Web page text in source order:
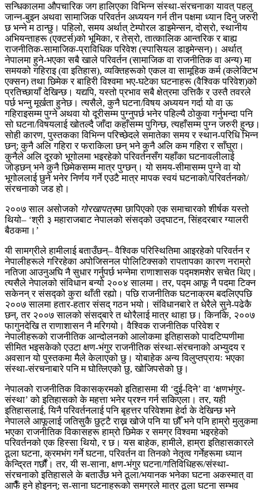
सन्धिकालमा औपचारिक जग हालिएका विभिन्न संस्था-संरचनाका यावत् पहलु
जान्न-बुझ्न अथवा सामाजिक परिवर्तन अध्ययन गर्न तीन पक्षमा ध्यान दिनु जरुरी
छ भन्ने म ठान्छु। पहिलो, समय अर्थात् टेम्पोरल डाइमेन्सन, दोस्रो, स्थानीय
अभियन्ताहरू (एक्टर्स)को भूमिका, र तेस्रो, तात्कालिक आन्तरिक र बाह्य
राजनीतिक-सामाजिक-प्राविधिक परिवेश (स्पासियल डाइमेन्सन)। अर्थात्
नेपालमा हुने-भएका सबै खाले परिवर्तन (सामाजिक वा राजनीतिक वा अन्य) मा
समयको गहिराइ (वा इतिहास), व्यक्तिहरूको एकल वा सामूहिक कर्म (कलेक्टिभ
एक्सन) तथा छिमेक र बाहिरी विश्वमा भए-घटेका घटनाहरू (वैश्विक परिवेश)को
प्रतिच्छायाँ देखिन्छ। यद्यपि, यस्तो प्रभाव सबै क्षेत्रमा उत्तिकै र उस्तै तवरले
पर्छ भन्नु मूर्खता हुनेछ। त्यसैले, कुनै घटना/विषय अध्ययन गर्दा यो वा ऊ
गहिराइसम्म पुग्ने अथवा यो दूरीसम्म पुग्नुपर्छ भनेर पहिल्यै ठोकुवा गर्नुभन्दा पनि
सो घटना/विषयलाई खोतल्दै जाँदा कहाँसम्म पुगिन्छ, त्यहाँसम्म पुग्न जरुरी हुन्छ।
सोही कारण, पुस्तकका विभिन्न परिच्छेदले समातेका समय र स्थान-परिधि भिन्न
छन्; कुनै अलि गहिरा र फराकिला छन् भने कुनै अलि कम गहिरा र साँघुरा।
कुनैले अलि दूरको भूगोलमा भइरहेको परिवर्तनसँग यहाँका घटनावलीलाई
जोड्छन् भने कुनै छिमेकसम्म मात्र पुग्छन्। यो समय-सीमासम्म पुग्ने वा यो
भूगोललाई छुने भनेर निर्णय गर्ने एउटै मात्र मापक स्वयं घटनाको/परिवर्तनको/
संरचनाको जड हो।
२००७ साल असोजको गोरखापत्रमा छापिएको एक समाचारको शीर्षक यस्तो
थियो– ‘श्री ३ महाराजबाट नेपालको संसद्को उद्घाटन, सिंहदरबार ग्यालरी
बैठकमा।’
यी सामग्रीले हामीलाई बताउँछन्– वैश्विक परिस्थितिमा आइरहेको परिवर्तन र
नेपालीहरूले गरिरहेका अपोजिसनल पोलिटिक्सको रापतापका कारण नराम्रो
नतिजा आउनुअघि नै सुधार गर्नुपर्छ भन्नेमा राणाशासक पद्मशमशेर सचेत थिए।
त्यसैले नेपालको संविधान बन्यो २००४ सालमा। तर, पद्म आफू नै पदमा टिक्न
सकेनन् र संसद्को कुरा थाँती रह्यो। पछि राजनीतिक घटनाक्रम बदलिएपछि
२००७ सालमा हतार-हतार संसद् गठन भयो। संविधानबारे त धेरैले सुने-पढेकै
छन्, तर २००७ सालको संसद्‌बारे त थोरैलाई मात्र थाहा छ। किनकि, २००७
फागुनदेखि त राणाशासन नै मरिगयो। वैश्विक राजनीतिक परिवेश र
नेपालीहरूको राजनीतिक आन्दोलनको आलोकमा इतिहासको पादटिप्पणीमा
सीमित भइसकेको एउटा क्षण-भंगुर राजनीतिक संस्था-संरचनाको अभ्युदय र
अवसान यो पुस्तकमा मैले केलाएको छु। योबाहेक अन्य विलुप्तप्रायः भएका
संस्था-संरचनाबारे पनि म घोत्लिएको छु, खोजिपसेको छु।
नेपालको राजनीतिक विकासक्रमको इतिहासमा यी ‘दुई-दिने’ वा ‘क्षणभंगुर-
संस्था’ को इतिहासको के महत्ता भनेर प्रश्न गर्न सकिएला। तर, यही
इतिहासलाई, यिनै परिवर्तनलाई पनि बृहत्तर परिवेशमा हेर्दा के देखिन्छ भने
नेपालले आफूलाई जतिसुकै छुट्टै राख्न खोजे पनि या छौँ भने पनि हाम्रो मुलुकमा
भएका राजनीतिक विकासहरू हाम्रो छिमेक र समग्र विश्वमा भइरहेको
परिवर्तनको एक हिस्सा थियो, र छ। यस बाहेक, हामीले, हाम्रा इतिहासकारले
ठूला घटना, क्रमभंग गर्ने घटना, परिवर्तन वा तिनको नेतृत्व गर्नेहरूमा ध्यान
केन्द्रित गर्छौं। तर, यी स-साना, क्षण-भंगुर घटना/गतिविधिहरू/संस्था-
संरचनाको इतिहासले के बताउँछ भने ठूला/भयानक भनेका घटना अकस्मात् वा
आफैँ हुने होइनन्; स-साना घटनाहरूको समग्रले मात्र ठूला घटना सम्भव